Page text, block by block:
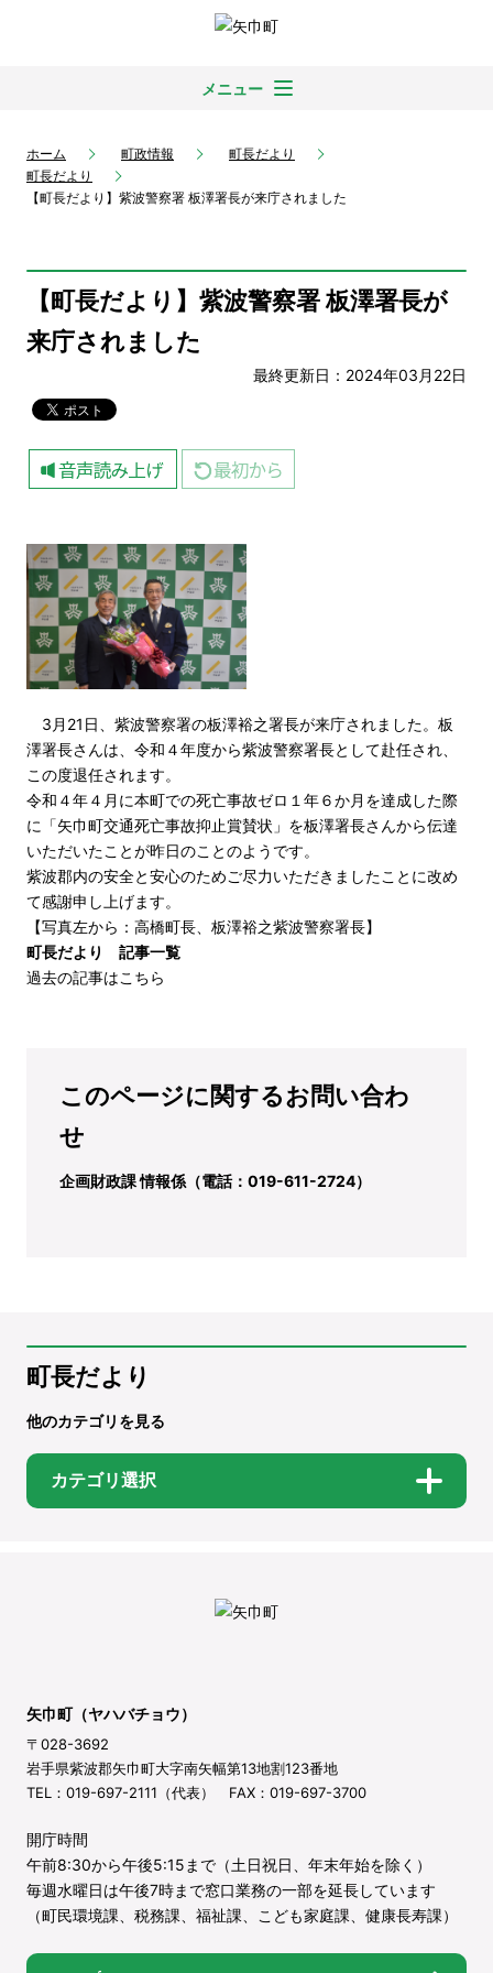
メニュー
ホーム 町政情報
町長だより
町長だより
【町長だより】紫波警察署 板澤署長が来庁されました
【町長だより】紫波警察署 板澤署長が
来庁されました
最終更新日：2024年03月22日
3月21日、紫波警察署の板澤裕之署長が来庁されました。板
澤署長さんは、令和４年度から紫波警察署長として赴任され、
この度退任されます。
令和４年４月に本町での死亡事故ゼロ１年６か月を達成した際
に「矢巾町交通死亡事故抑止賞賛状」を板澤署長さんから伝達
いただいたことが昨日のことのようです。
紫波郡内の安全と安心のためご尽力いただきましたことに改め
て感謝申し上げます。
【写真左から：高橋町長、板澤裕之紫波警察署長】
町長だより 記事一覧
過去の記事はこちら
このページに関するお問い合わ
せ
企画財政課 情報係（電話：019-611-2724）
町長だより
他のカテゴリを見る
カテゴリ選択
矢巾町（ヤハバチョウ）
〒028-3692
岩手県紫波郡矢巾町大字南矢幅第13地割123番地
TEL：019-697-2111（代表） FAX：019-697-3700
開庁時間
午前8:30から午後5:15まで（土日祝日、年末年始を除く）
毎週水曜日は午後7時まで窓口業務の一部を延長しています
（町民環境課、税務課、福祉課、こども家庭課、健康長寿課）